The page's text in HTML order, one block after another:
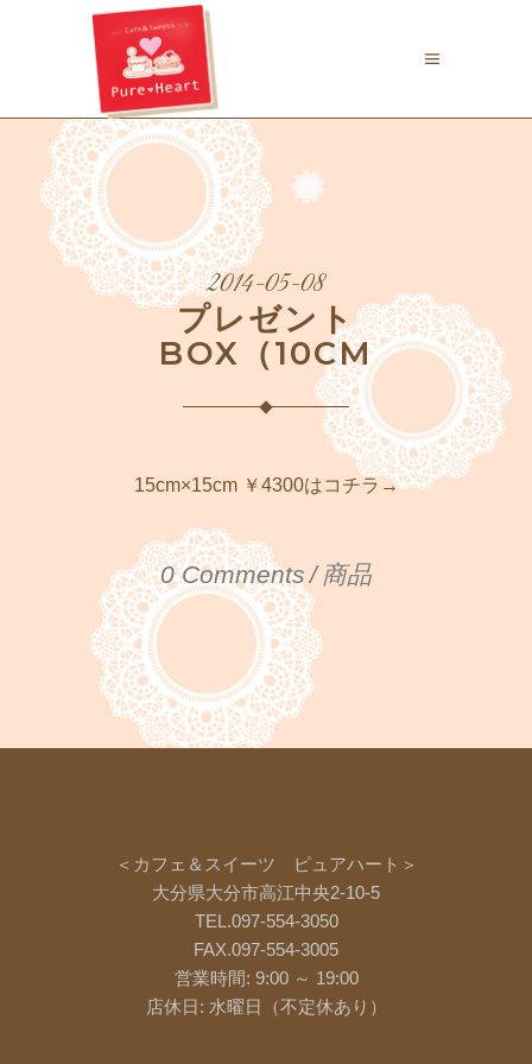
2014-05-08
プレゼント
BOX（10CM
15cm×15cm ￥4300はコチラ→
0 Comments 商品
＜カフェ＆スイーツ ピュアハート＞
大分県大分市高江中央2-10-5
TEL.097-554-3050
FAX.097-554-3005
営業時間: 9:00 ～ 19:00
店休日: 水曜日（不定休あり）